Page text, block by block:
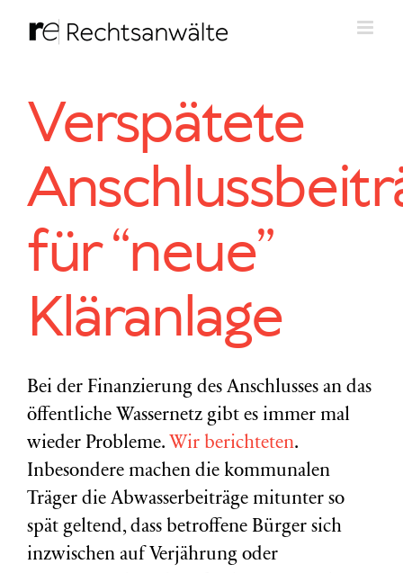
Inhalt
Verspätete
für “neue”
Kläranlage
Bei der Finanzierung des Anschlusses an das
öffentliche Wassernetz gibt es immer mal
wieder Probleme. Wir berichteten.
Inbesondere machen die kommunalen
Träger die Abwasserbeiträge mitunter so
spät geltend, dass betroffene Bürger sich
inzwischen auf Verjährung oder